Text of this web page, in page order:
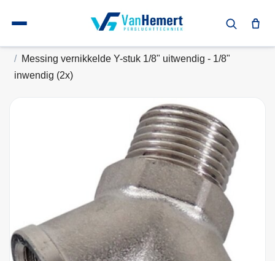
Terug naar home
Messing vernikkelde Y-stuk 1/8" uitwendig - 1/8"
inwendig (2x)